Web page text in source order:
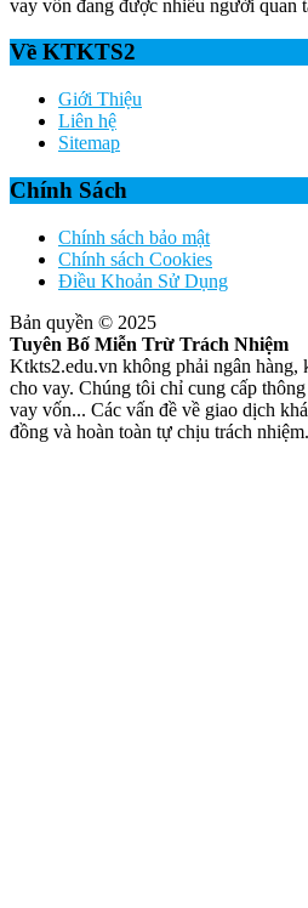
vay vốn đang được nhiều người quan
Về KTKTS2
Giới Thiệu
Liên hệ
Sitemap
Chính Sách
Chính sách bảo mật
Chính sách Cookies
Điều Khoản Sử Dụng
Bản quyền © 2025
Tuyên Bố Miễn Trừ Trách Nhiệm
Ktkts2.edu.vn không phải ngân hàng,
cho vay. Chúng tôi chỉ cung cấp
vay vốn... Các vấn đề về giao dịch
đồng và hoàn toàn tự chịu trách nhiệm.